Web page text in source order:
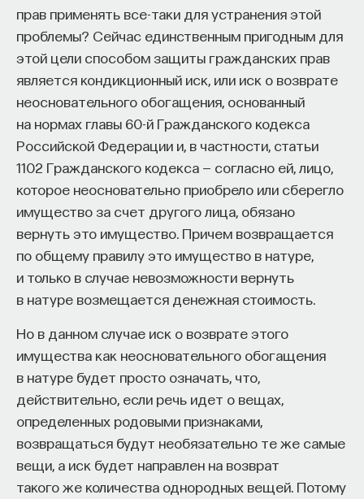
прав применять все-таки для устранения этой
проблемы? Сейчас единственным пригодным для
этой цели способом защиты гражданских прав
является кондикционный иск, или иск о возврате
неосновательного обогащения, основанный
на нормах главы 60-й Гражданского кодекса
Российской Федерации и, в частности, статьи
1102 Гражданского кодекса — согласно ей, лицо,
которое неосновательно приобрело или сберегло
имущество за счет другого лица, обязано
вернуть это имущество. Причем возвращается
по общему правилу это имущество в натуре,
и только в случае невозможности вернуть
в натуре возмещается денежная стоимость.
Но в данном случае иск о возврате этого
имущества как неосновательного обогащения
в натуре будет просто означать, что,
действительно, если речь идет о вещах,
определенных родовыми признаками,
возвращаться будут необязательно те же самые
вещи, а иск будет направлен на возврат
такого же количества однородных вещей. Потому
образуется во взаимодействии с вымышленным
«другим», с которым мы никогда не столкнемся
в реальности. Но хотелось бы знать гораздо
больше.
Следующая интересная тема — пересечение
между ожидаемыми сожалениями
и безвозвратными потерями — понятием,
развиваемым в теории организаций. Пример
безвозвратных потерь — организации,
продолжающие инвестировать в проекты,
которые перестают выглядеть привлекательными
который стоит уже гораздо дороже, чем другой
стадион, за который взялся бы другой подрядчик.
Можно освежить воспоминания о новостях
чемпионата мира по футболу в Петербурге, чтобы
узнать, сколько миллиардов можно бездарно
потратить таким образом. Но деньги будут
вкладываться и вкладываться, потому что мы же
не можем признать себе, что прошлые 30